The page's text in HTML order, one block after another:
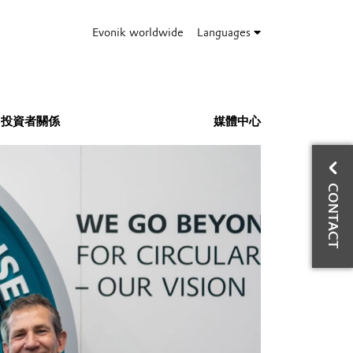
Evonik worldwide Languages
投資者關係 媒體中心
CONTACT
與
資
業